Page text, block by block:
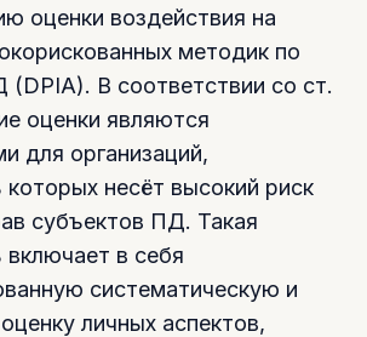
оценки воздействия на
методик по
В соответствии со ст.
оценки являются
для организаций,
которых несёт высокий риск
субъектов ПД. Такая
включает в себя
систематическую и
личных аспектов,